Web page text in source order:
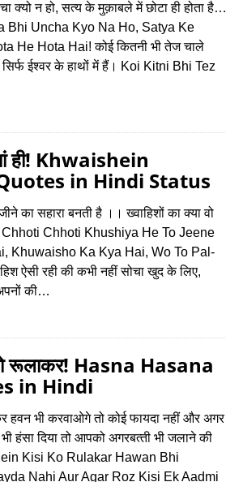
क्‍यो न हो, सत्‍य के मुक़ाबले में छोटा ही होता है…
Bhi Uncha Kyo Na Ho, Satya Ke
He Hota Hai! कोई कितनी भी तेज चाले
ईश्‍वर के हाथों में हैं। Koi Kitni Bhi Tez
ही! Khwaishein
in Hindi Status
का सहारा बनती है ।। ख्वाहिशों का क्या वो
Chhoti Khushiya He To Jeene
Khuwaisho Ka Kya Hai, Wo To Pal-
ऐसी रही की कभी नहीं सोचा खुद के लिए,
की…
रूलाकर! Hasna Hasana
in Hindi
हवन भी करवाओगे तो कोई फायदा नहीं और अगर
हंसा दिया तो आपको अगरबत्‍ती भी जलाने की
Kisi Ko Rulakar Hawan Bhi
Nahi Aur Agar Roz Kisi Ek Aadmi